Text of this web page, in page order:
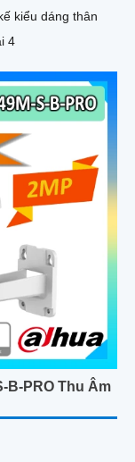
kiểu dáng thân
4
B-PRO Thu Âm